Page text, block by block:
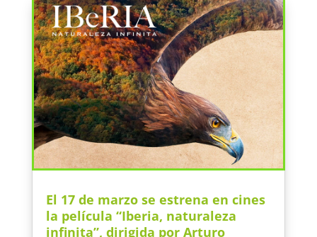
El 17 de marzo se estrena en cines
la película “Iberia, naturaleza
infinita”, dirigida por Arturo